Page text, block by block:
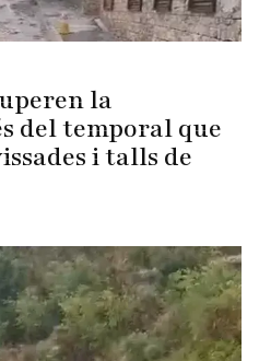
la
del temporal que
i talls de